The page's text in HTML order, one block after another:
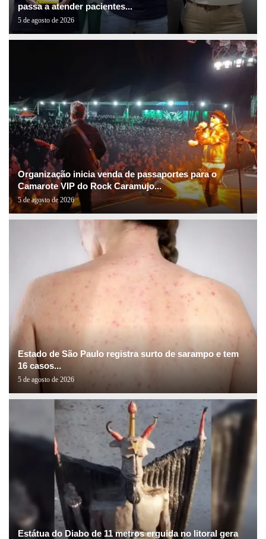
passa a atender pacientes...
5 de agosto de 2026
Organização inicia venda de passaportes para o
Camarote VIP do Rock Caramujo...
5 de agosto de 2026
Estado de São Paulo registra surto de sarampo e tem
16 casos...
5 de agosto de 2026
Estátua do Diabo de 11 metros erguida no litoral gera